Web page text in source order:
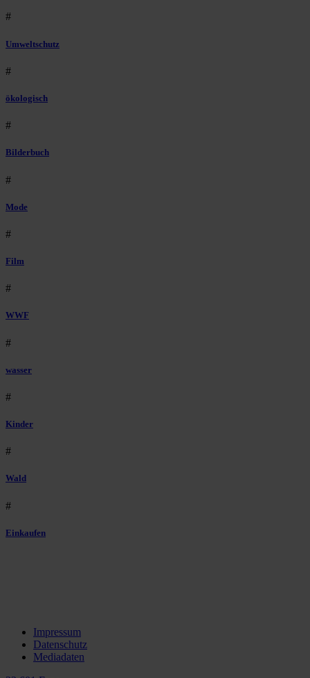
#
Umweltschutz
#
ökologisch
#
Bilderbuch
#
Mode
#
Film
#
WWF
#
wasser
#
Kinder
#
Wald
#
Einkaufen
Impressum
Datenschutz
Mediadaten